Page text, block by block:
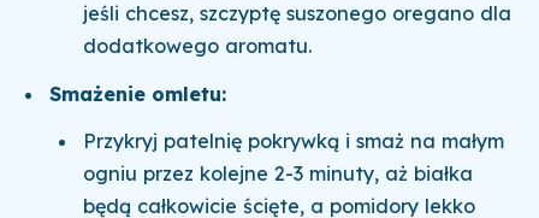
jeśli chcesz, szczyptę suszonego oregano dla
dodatkowego aromatu.
Smażenie omletu:
Przykryj patelnię pokrywką i smaż na małym
ogniu przez kolejne 2-3 minuty, aż białka
będą całkowicie ścięte, a pomidory lekko